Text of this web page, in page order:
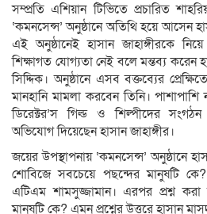
সম্প্রতি এশিয়ান টিভিতে প্রচারিত
‘কমনসেন্স’ অনুষ্ঠানে অতিথি হয়ে আসেন
এই অনুষ্ঠানেই হাসান জাহাঙ্গীরকে
শিক্ষাগত যোগ্যতা নেই বলে মন্তব্য করেন
সিদ্দিক। অনুষ্ঠানে এসব বক্তব্যের
মানহানি মামলা করবেন তিনি।
ডিরেক্টর’স গিল্ড ও শিল্পীদের
অভিযোগ দিয়েছেন হাসান জাহাঙ্গীর।
জয়ের উপস্থাপনায় ‘কমনসেন্স’ অনুষ্ঠানে
শোবিজে সবচেয়ে পছন্দের মানুষটি
এটিএম শামসুজ্জামান। এরপর প্রশ্ন
মানুষটি কে? এমন প্রশ্নের উত্তরে হাসান